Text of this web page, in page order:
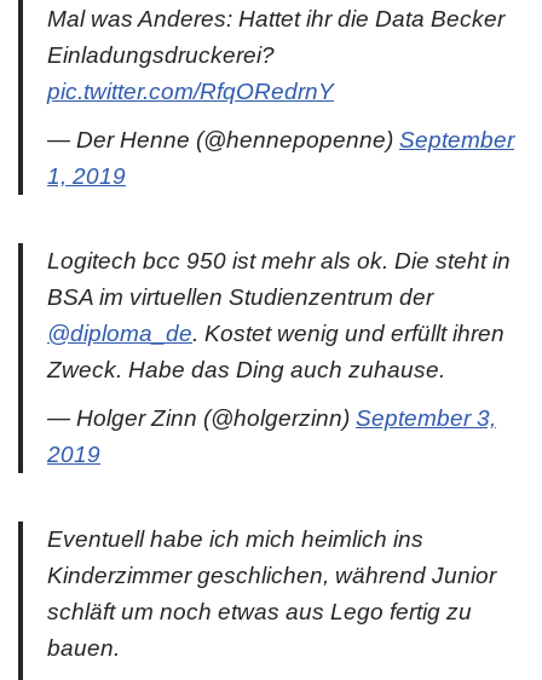
Mal was Anderes: Hattet ihr die Data Becker
Einladungsdruckerei?
pic.twitter.com/RfqORedrnY
— Der Henne (@hennepopenne) September
1, 2019
Logitech bcc 950 ist mehr als ok. Die steht in
BSA im virtuellen Studienzentrum der
@diploma_de. Kostet wenig und erfüllt ihren
Zweck. Habe das Ding auch zuhause.
— Holger Zinn (@holgerzinn) September 3,
2019
Eventuell habe ich mich heimlich ins
Kinderzimmer geschlichen, während Junior
schläft um noch etwas aus Lego fertig zu
bauen.